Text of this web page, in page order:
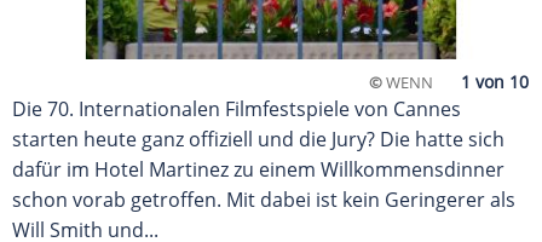
©WENN
Die 70. Internationalen Filmfestspiele von Cannes
starten heute ganz offiziell und die Jury? Die hatte sich
dafür im Hotel Martinez zu einem Willkommensdinner
schon vorab getroffen. Mit dabei ist kein Geringerer als
Will Smith und...